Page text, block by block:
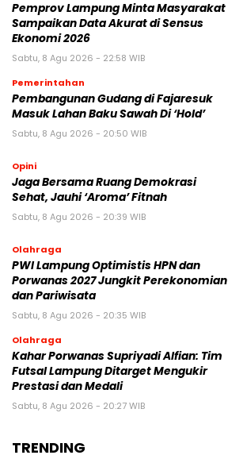
Pemprov Lampung Minta Masyarakat
Sampaikan Data Akurat di Sensus
Ekonomi 2026
Sabtu, 8 Agu 2026 - 22:58 WIB
Pemerintahan
Pembangunan Gudang di Fajaresuk
Masuk Lahan Baku Sawah Di ‘Hold’
Sabtu, 8 Agu 2026 - 20:50 WIB
Opini
Jaga Bersama Ruang Demokrasi
Sehat, Jauhi ‘Aroma’ Fitnah
Sabtu, 8 Agu 2026 - 20:39 WIB
Olahraga
PWI Lampung Optimistis HPN dan
Porwanas 2027 Jungkit Perekonomian
dan Pariwisata
Sabtu, 8 Agu 2026 - 20:35 WIB
Olahraga
Kahar Porwanas Supriyadi Alfian: Tim
Futsal Lampung Ditarget Mengukir
Prestasi dan Medali
Sabtu, 8 Agu 2026 - 20:27 WIB
TRENDING